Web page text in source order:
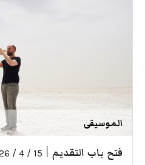
الموسيقى
فتح باب التقديم 15 / 4 / 2026